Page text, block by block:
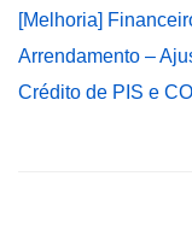
[Melhoria]
Arrendamento –
Crédito de PIS e